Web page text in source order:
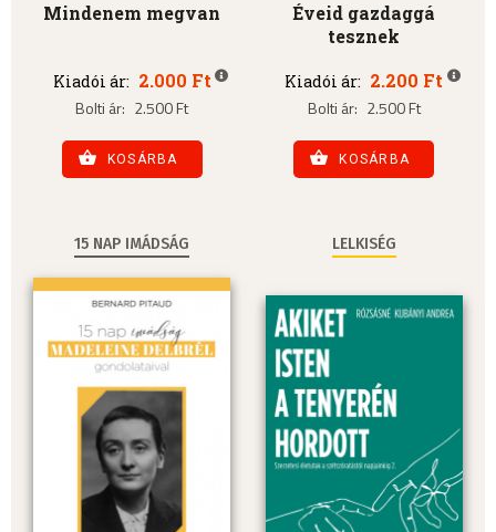
Mindenem megvan
Kiadói ár: 2.000 Ft
Bolti ár: 2.500 Ft
KOSÁRBA
Éveid gazdaggá
tesznek
Kiadói ár: 2.200 Ft
Bolti ár: 2.500 Ft
KOSÁRBA
15 NAP IMÁDSÁG LELKISÉG